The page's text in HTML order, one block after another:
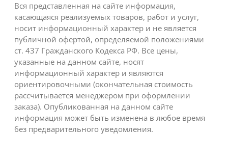
Вся представленная на сайте информация,
касающаяся реализуемых товаров, работ и услуг,
носит информационный характер и не является
публичной офертой, определяемой положениями
ст. 437 Гражданского Кодекса РФ. Все цены,
указанные на данном сайте, носят
информационный характер и являются
ориентировочными (окончательная стоимость
рассчитывается менеджером при оформлении
заказа). Опубликованная на данном сайте
информация может быть изменена в любое время
без предварительного уведомления.